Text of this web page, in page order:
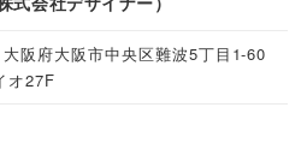
阪府大阪市中央区難波5丁目1-60
オ27F